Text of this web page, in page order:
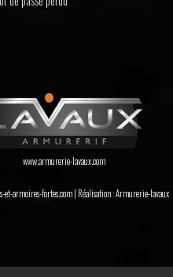
www.armurerie-lavaux.com
armoires-fortes.com | Réalisation :Armurerie-lavaux